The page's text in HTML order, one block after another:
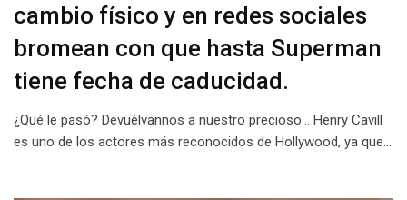
cambio físico y en redes sociales
bromean con que hasta Superman
tiene fecha de caducidad.
¿Qué le pasó? Devuélvannos a nuestro precioso… Henry Cavill
es uno de los actores más reconocidos de Hollywood, ya que…